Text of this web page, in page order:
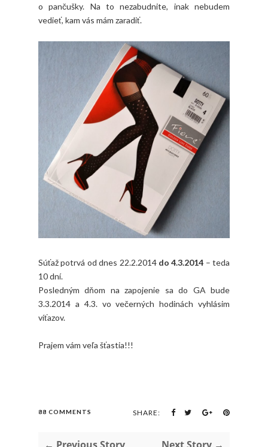
o pančušky. Na to nezabudnite, inak nebudem
vedieť, kam vás mám zaradiť.
Súťaž potrvá od dnes 22.2.2014 do 4.3.2014 – teda
10 dní.
Posledným dňom na zapojenie sa do GA bude
3.3.2014 a 4.3. vo večerných hodinách vyhlásim
víťazov.
Prajem vám veľa šťastia!!!
88 COMMENTS SHARE: